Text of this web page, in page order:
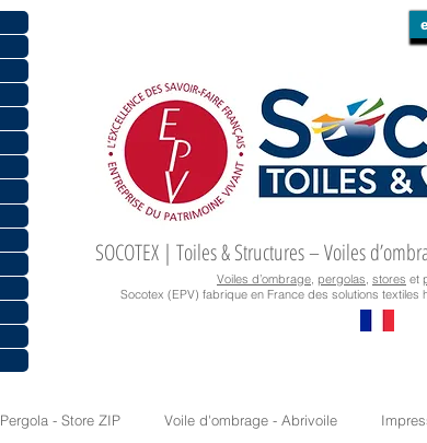
SOCOTEX | Toiles & Structures – Voiles
Voiles d’ombrage, pergolas, stores et
Socotex (EPV) fabrique en France des solutions
Pergola - Store ZIP Voile d'ombrage - Abrivoile